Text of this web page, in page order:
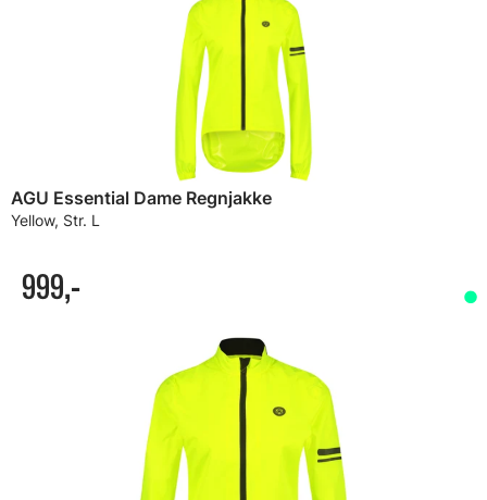
AGU Essential Dame Regnjakke
Yellow, Str. L
999,-